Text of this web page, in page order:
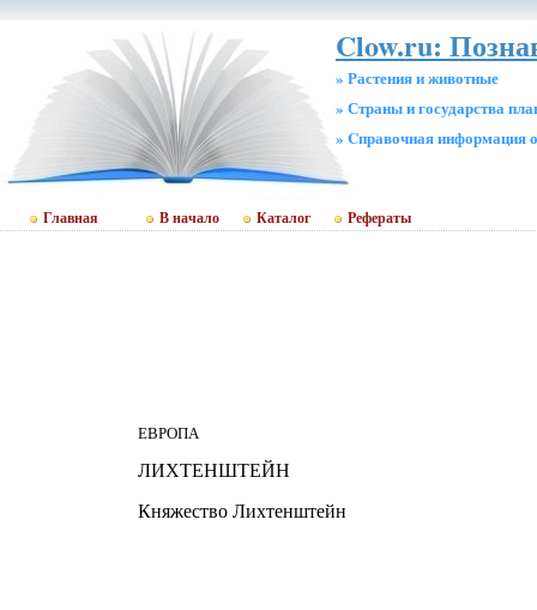
Clow.ru:
» Растения и животные
» Страны и государства
» Cправочная информация
Главная В начало Каталог Рефераты
ЕВРОПА
ЛИХТЕНШТЕЙН
Княжество Лихтенштейн